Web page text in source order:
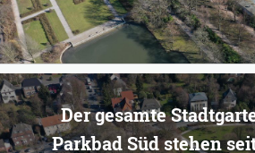
Der gesamte
Parkbad Süd stehen